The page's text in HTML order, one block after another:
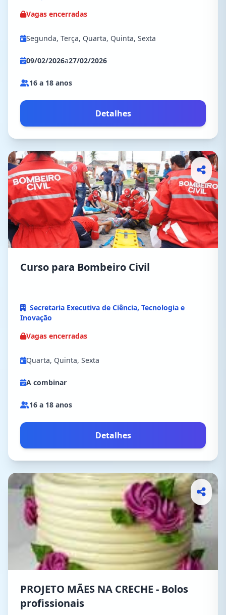
Vagas encerradas
Segunda, Terça, Quarta, Quinta, Sexta
09/02/2026a27/02/2026
16 a 18 anos
Detalhes
Curso para Bombeiro Civil
Secretaria Executiva de Ciência, Tecnologia e
Inovação
Vagas encerradas
Quarta, Quinta, Sexta
A combinar
16 a 18 anos
Detalhes
PROJETO MÃES NA CRECHE - Bolos
profissionais